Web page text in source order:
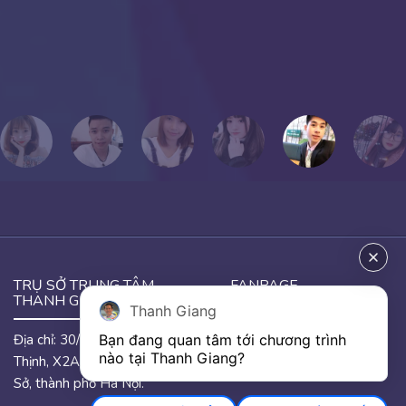
TRỤ SỞ TRUNG TÂM
THANH GIANG
Địa chỉ: 30/46 đường Hưng
Thịnh, X2A, phường Yên
Sở, thành phố Hà Nội.
FANPAGE
GOOGLE MAP
Thanh Giang
Bạn đang quan tâm tới chương trình
nào tại Thanh Giang?